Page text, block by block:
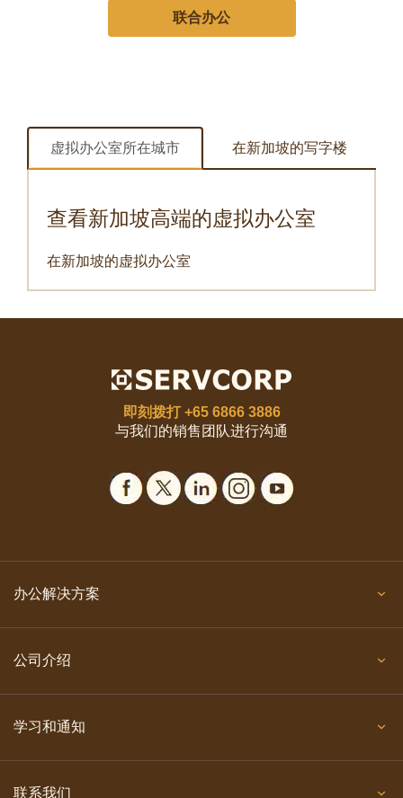
联合办公
虚拟办公室所在城市 在新加坡的写字楼
查看新加坡高端的虚拟办公室
在新加坡的虚拟办公室
即刻拨打 +65 6866 3886
与我们的销售团队进行沟通
办公解决方案
公司介绍
学习和通知
联系我们